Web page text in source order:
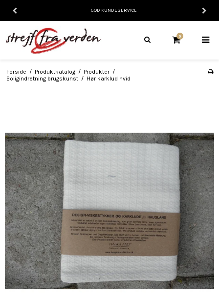
GOD KUNDESERVICE
0
Forside / Produktkatalog / Produkter /
Boligindretning brugskunst / Hør karklud hvid